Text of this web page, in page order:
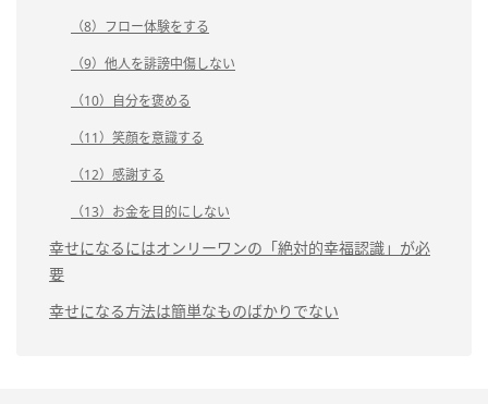
（8）フロー体験をする
（9）他人を誹謗中傷しない
（10）自分を褒める
（11）笑顔を意識する
（12）感謝する
（13）お金を目的にしない
幸せになるにはオンリーワンの「絶対的幸福認識」が必
要
幸せになる方法は簡単なものばかりでない